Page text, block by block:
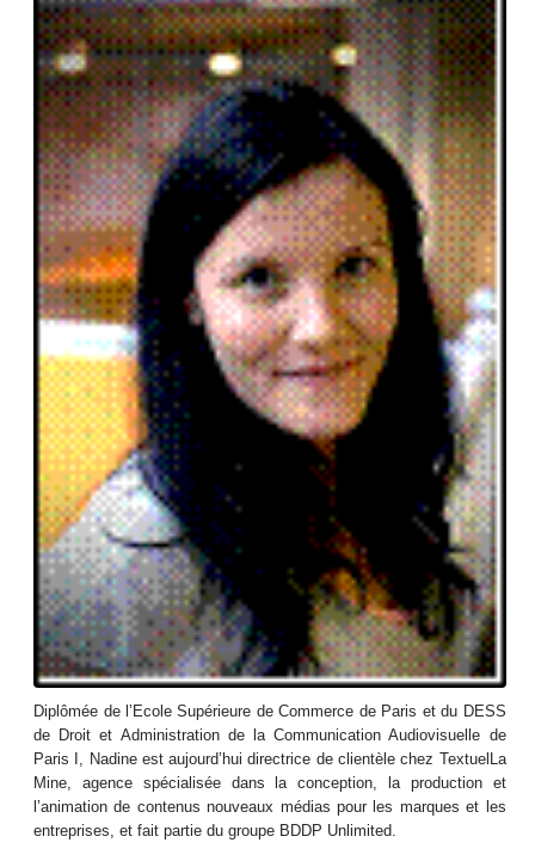
Diplômée de l’Ecole Supérieure de Commerce de Paris et du DESS
de Droit et Administration de la Communication Audiovisuelle de
Paris I, Nadine est aujourd’hui directrice de clientèle chez TextuelLa
Mine, agence spécialisée dans la conception, la production et
l’animation de contenus nouveaux médias pour les marques et les
entreprises, et fait partie du groupe BDDP Unlimited.